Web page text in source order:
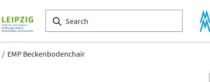
EMP Beckenbodenchair